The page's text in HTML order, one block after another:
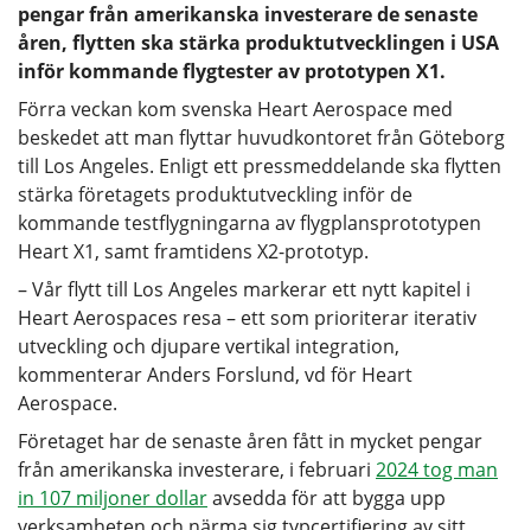
pengar från amerikanska investerare de senaste
åren, flytten ska stärka produktutvecklingen i USA
inför kommande flygtester av prototypen X1.
Förra veckan kom svenska Heart Aerospace med
beskedet att man flyttar huvudkontoret från Göteborg
till Los Angeles. Enligt ett pressmeddelande ska flytten
stärka företagets produktutveckling inför de
kommande testflygningarna av flygplansprototypen
Heart X1, samt framtidens X2-prototyp.
– Vår flytt till Los Angeles markerar ett nytt kapitel i
Heart Aerospaces resa – ett som prioriterar iterativ
utveckling och djupare vertikal integration,
kommenterar Anders Forslund, vd för Heart
Aerospace.
Företaget har de senaste åren fått in mycket pengar
från amerikanska investerare, i februari 2024 tog man
in 107 miljoner dollaravsedda för att bygga upp